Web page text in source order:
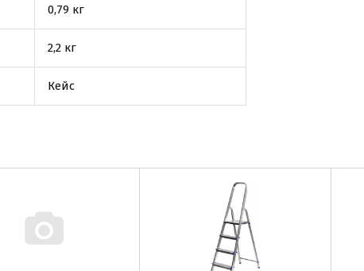
0,79 кг
2,2 кг
Кейс